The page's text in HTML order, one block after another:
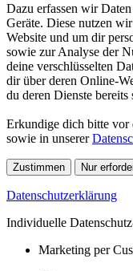
Dazu erfassen wir
Geräte. Diese nutzen
Website und um dir
sowie zur Analyse der
deine verschlüsselten
dir über deren Online-
du deren Dienste bereits
Erkundige dich bitte
sowie in unserer
Zustimmen Nur
Datenschutzerklärung
Individuelle
Marketing per